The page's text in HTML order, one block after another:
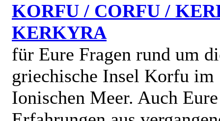
KORFU / CORFU /
KERKYRA
für Eure Fragen rund um
griechische Insel Korfu im
Ionischen Meer. Auch Eure